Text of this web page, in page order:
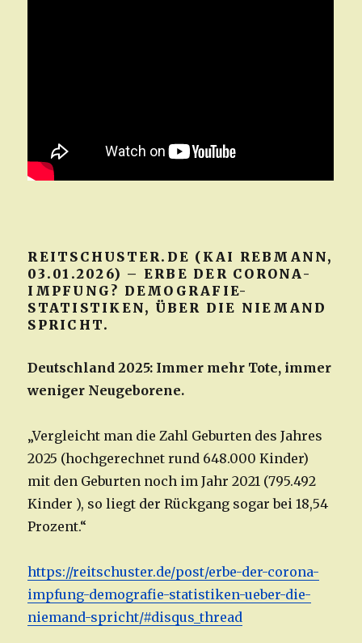
REITSCHUSTER.DE (KAI REBMANN,
03.01.2026) – ERBE DER CORONA-
IMPFUNG? DEMOGRAFIE-
STATISTIKEN, ÜBER DIE NIEMAND
SPRICHT.
Deutschland 2025: Immer mehr Tote, immer
weniger Neugeborene.
„Vergleicht man die Zahl Geburten des Jahres
2025 (hochgerechnet rund 648.000 Kinder)
mit den Geburten noch im Jahr 2021 (795.492
Kinder ), so liegt der Rückgang sogar bei 18,54
Prozent.“
https://reitschuster.de/post/erbe-der-corona-
impfung-demografie-statistiken-ueber-die-
niemand-spricht/#disqus_thread